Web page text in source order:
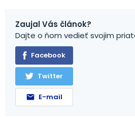
Zaujal Vás článok?
Dajte o ňom vedieť svojim
Facebook
Twitter
E-mail